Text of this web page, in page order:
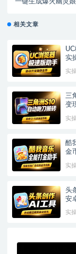
相关文章
实
实
三
变
实
酷
金
实
头
安
实